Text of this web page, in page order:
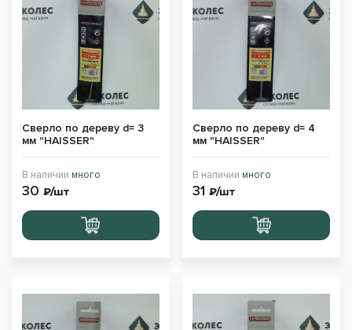
Сверло по дереву d= 3
мм "HAISSER"
В наличии много
30 ₽/шт
Перейти
в корзину
Сверло по дереву d= 4
мм "HAISSER"
В наличии много
31 ₽/шт
Перейти
в корзину